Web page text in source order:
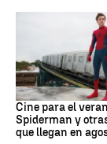
Cine
Cine para el
Spiderman y
que llegan en